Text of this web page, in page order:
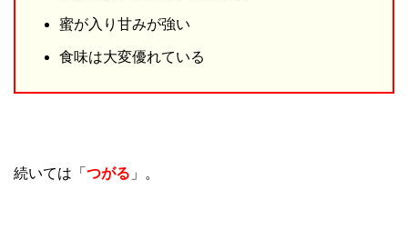
蜜が入り甘みが強い
食味は大変優れている
続いては「 つがる 」。